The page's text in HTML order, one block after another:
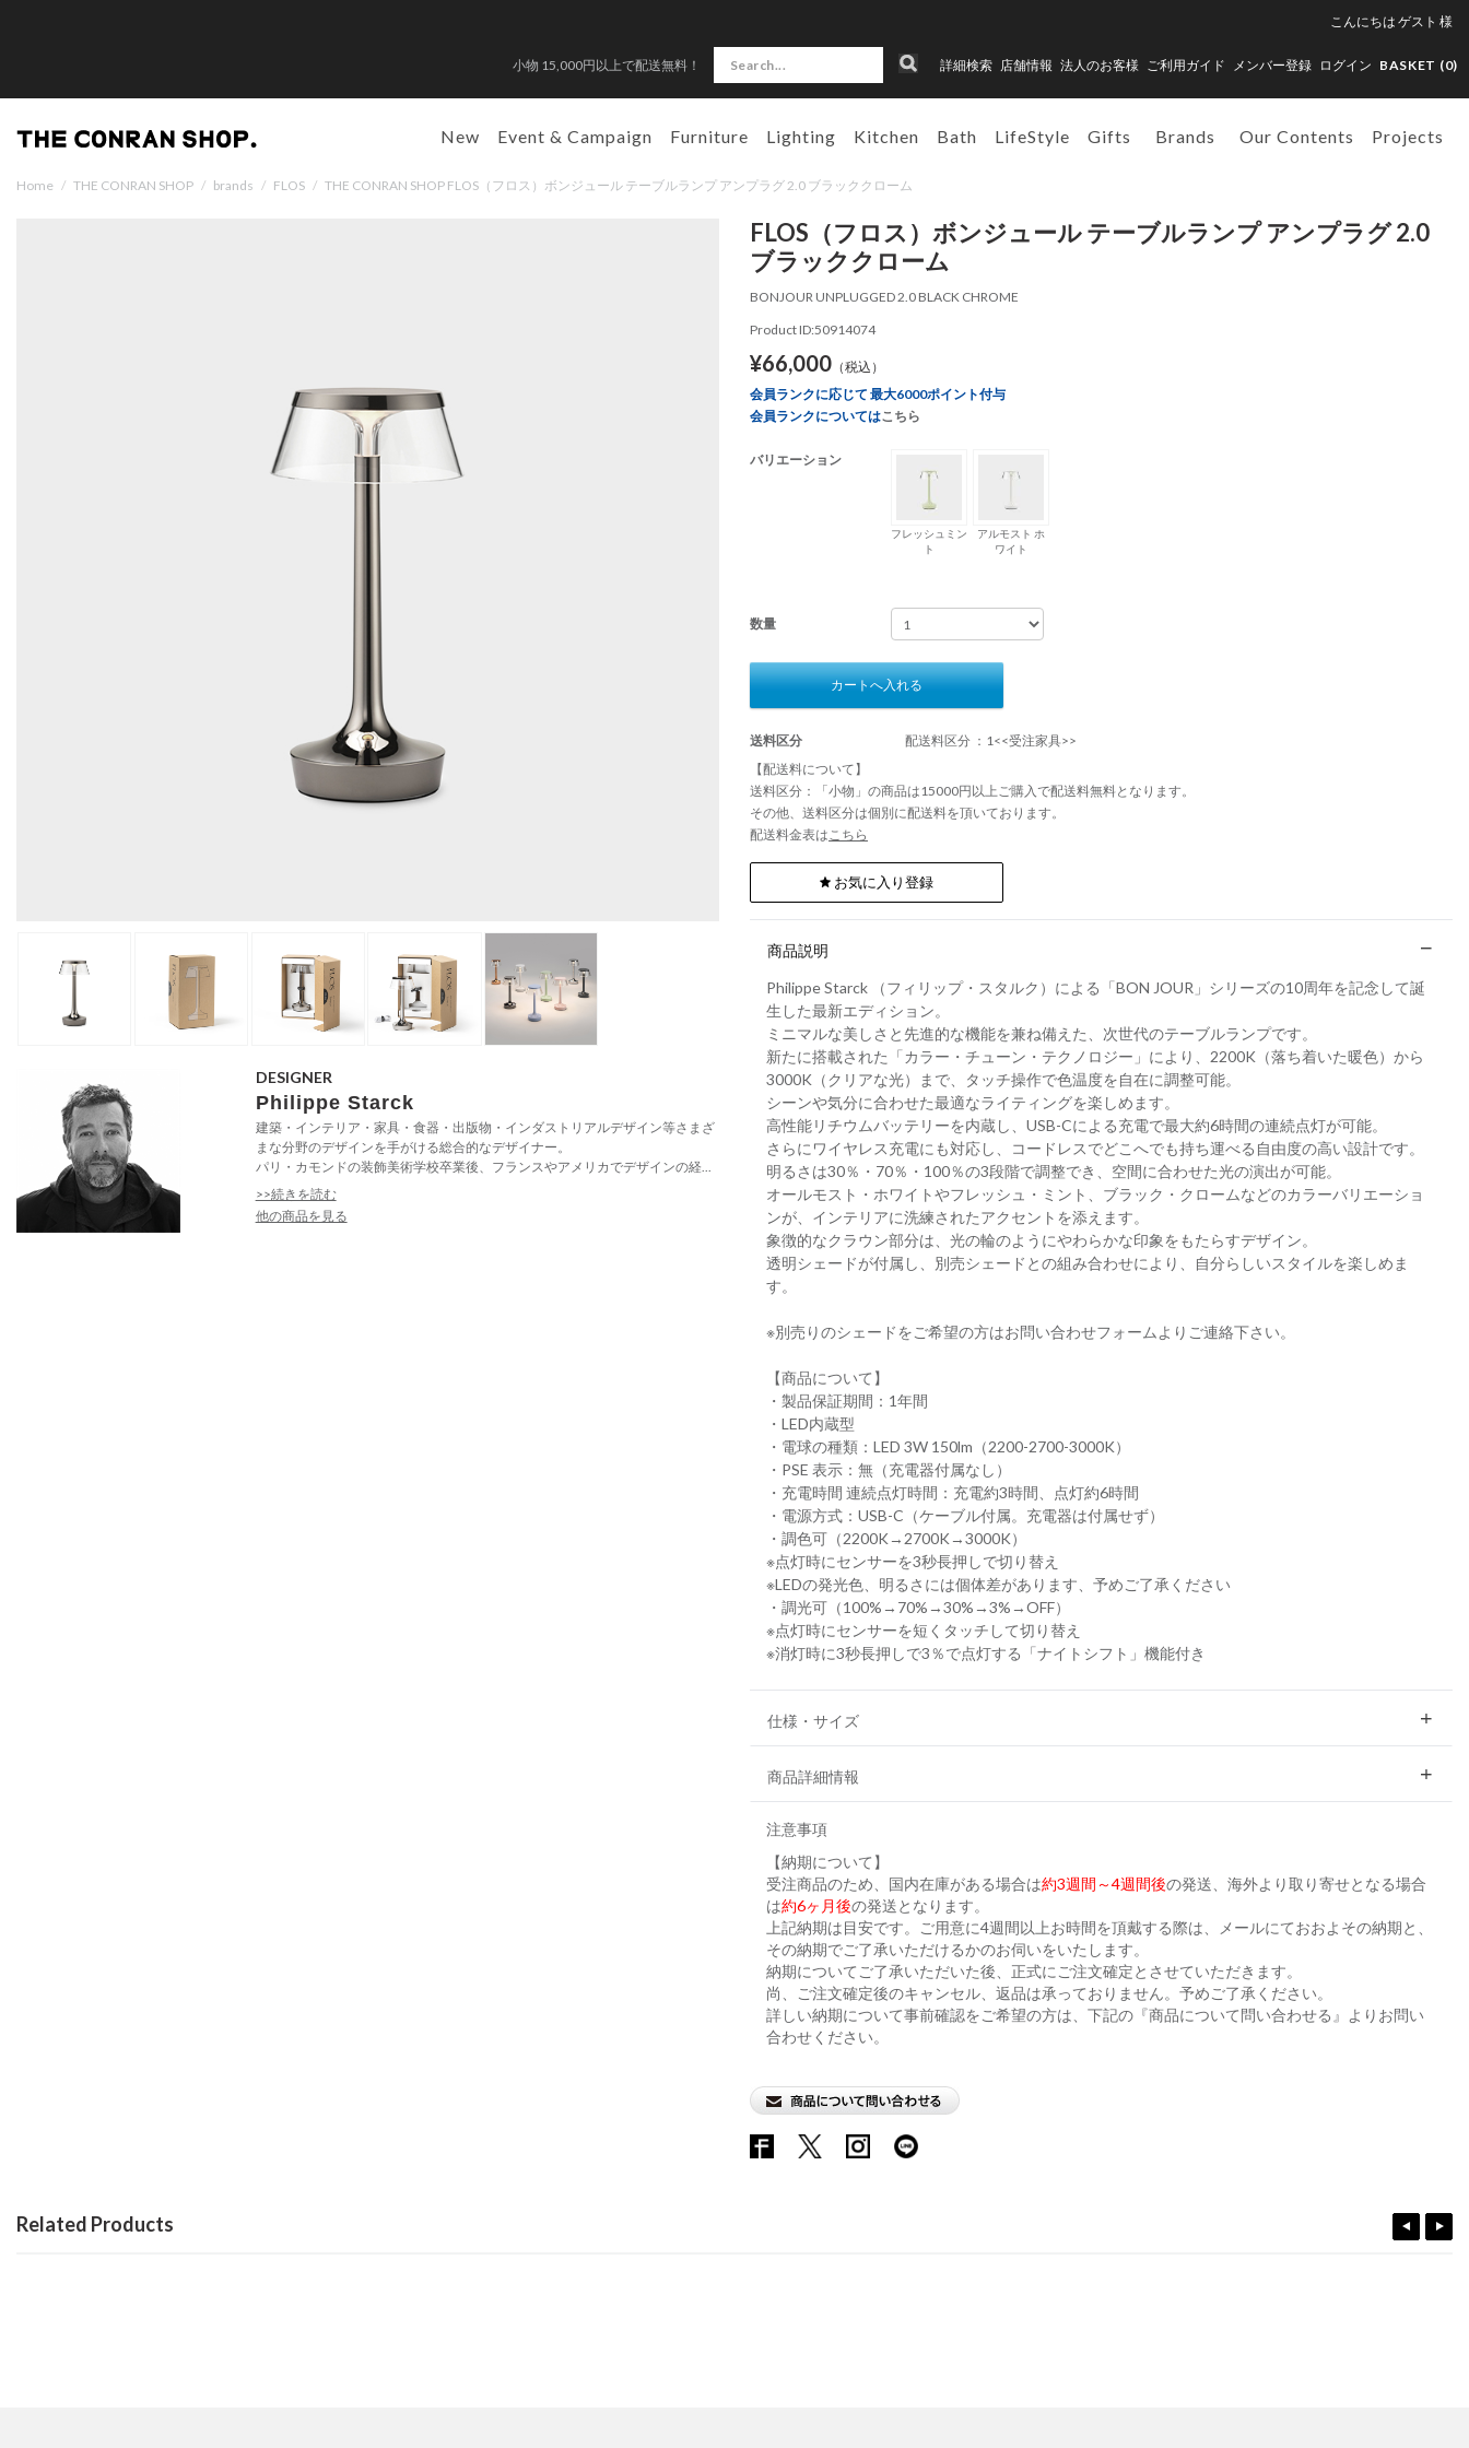
こんにちは ゲスト 様
小物 15,000円以上で配送無料！ 詳細検索 店舗情報 法人のお客様 ご利用ガイド メンバー登録 ログイン BASKET (0)
New Event & Campaign Furniture Lighting Kitchen Bath LifeStyle Gifts Brands Our Contents Projects
Home / THE CONRAN SHOP / brands / FLOS / THE CONRAN SHOP FLOS（フロス）ボンジュール テーブルランプ アンプラグ 2.0 ブラッククローム
DESIGNER
Philippe Starck
建築・インテリア・家具・食器・出版物・インダストリアルデザイン等さまざ
まな分野のデザインを手がける総合的なデザイナー。
パリ・カモンドの装飾美術学校卒業後、フランスやアメリカでデザインの経...
>>続きを読む
他の商品を見る
FLOS（フロス）ボンジュール テーブルランプ アンプラグ 2.0
ブラッククローム
BONJOUR UNPLUGGED 2.0 BLACK CHROME
Product ID:50914074
¥66,000（税込）
会員ランクに応じて 最大6000ポイント付与
会員ランクについてはこちら
バリエーション
フレッシュミン
ト
アルモスト ホ
ワイト
数量
カートへ入れる
送料区分
配送料区分 ：1<<受注家具>>
【配送料について】
送料区分：「小物」の商品は15000円以上ご購入で配送料無料となります。
その他、送料区分は個別に配送料を頂いております。
配送料金表はこちら
お気に入り登録
商品説明
Philippe Starck （フィリップ・スタルク）による「BON JOUR」シリーズの10周年を記念して誕
生した最新エディション。
ミニマルな美しさと先進的な機能を兼ね備えた、次世代のテーブルランプです。
新たに搭載された「カラー・チューン・テクノロジー」により、2200K（落ち着いた暖色）から
3000K（クリアな光）まで、タッチ操作で色温度を自在に調整可能。
シーンや気分に合わせた最適なライティングを楽しめます。
高性能リチウムバッテリーを内蔵し、USB-Cによる充電で最大約6時間の連続点灯が可能。
さらにワイヤレス充電にも対応し、コードレスでどこへでも持ち運べる自由度の高い設計です。
明るさは30％・70％・100％の3段階で調整でき、空間に合わせた光の演出が可能。
オールモスト・ホワイトやフレッシュ・ミント、ブラック・クロームなどのカラーバリエーショ
ンが、インテリアに洗練されたアクセントを添えます。
象徴的なクラウン部分は、光の輪のようにやわらかな印象をもたらすデザイン。
透明シェードが付属し、別売シェードとの組み合わせにより、自分らしいスタイルを楽しめま
す。
※別売りのシェードをご希望の方はお問い合わせフォームよりご連絡下さい。
【商品について】
・製品保証期間：1年間
・LED内蔵型
・電球の種類：LED 3W 150lm（2200-2700-3000K）
・PSE 表示：無（充電器付属なし）
・充電時間 連続点灯時間：充電約3時間、点灯約6時間
・電源方式：USB-C（ケーブル付属。充電器は付属せず）
・調色可（2200K→2700K→3000K）
※点灯時にセンサーを3秒長押しで切り替え
※LEDの発光色、明るさには個体差があります、予めご了承ください
・調光可（100%→70%→30%→3%→OFF）
※点灯時にセンサーを短くタッチして切り替え
※消灯時に3秒長押しで3％で点灯する「ナイトシフト」機能付き
仕様・サイズ
商品詳細情報
注意事項
【納期について】
受注商品のため、国内在庫がある場合は約3週間～4週間後の発送、海外より取り寄せとなる場合
は約6ヶ月後の発送となります。
上記納期は目安です。ご用意に4週間以上お時間を頂戴する際は、メールにておおよその納期と、
その納期でご了承いただけるかのお伺いをいたします。
納期についてご了承いただいた後、正式にご注文確定とさせていただきます。
尚、ご注文確定後のキャンセル、返品は承っておりません。予めご了承ください。
詳しい納期について事前確認をご希望の方は、下記の『商品について問い合わせる』よりお問い
合わせください。
Related Products